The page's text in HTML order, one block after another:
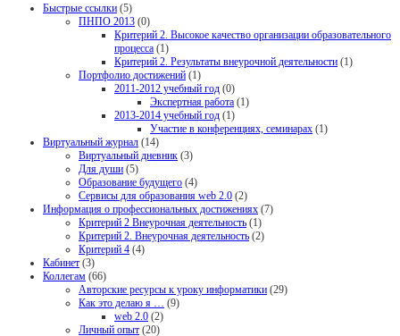
Быстрые ссылки (5)
ПНПО 2013 (0)
Критерий 2. Высокое качество организации образовательного
процесса (1)
Критерий 2. Результаты внеурочной деятельности (1)
Портфолио достижений (1)
2011-2012 учебный год (0)
Экспертная работа (1)
2013-2014 учебный год (1)
Участие в конференциях, семинарах (1)
Виртуальный журнал (14)
Виртуальный дневник (3)
Для души (5)
Образование будущего (4)
Сервисы для образования web 2.0 (2)
Информация о профессиональных достижениях (7)
Критерий 2 Внеурочная деятельность (1)
Критерий 2. Внеурочная деятельность (2)
Критерий 4 (4)
Кабинет (3)
Коллегам (66)
Авторские ресурсы к уроку информатики (29)
Как это делаю я … (9)
web 2.0 (2)
Личный опыт (20)